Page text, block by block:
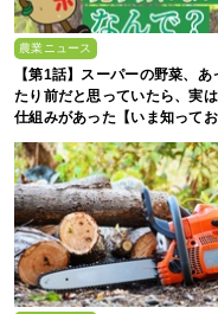
農業ニュース
【第1話】スーパーの野菜、あ
たり前だと思っていたら、実
仕組みがあった【いま知って